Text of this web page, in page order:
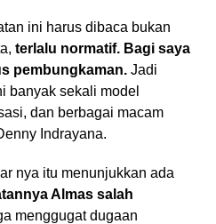
ini harus dibaca bukan
terlalu normatif. Bagi saya
pembungkaman. Jadi
banyak sekali model
dan berbagai macam
Indrayana.
nya itu menunjukkan ada
Almas salah
menggugat dugaan